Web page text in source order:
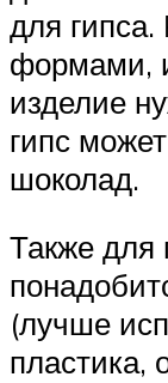
для гипса.
формами,
изделие
гипс
шоколад.
Также для
(лучше
пластика,